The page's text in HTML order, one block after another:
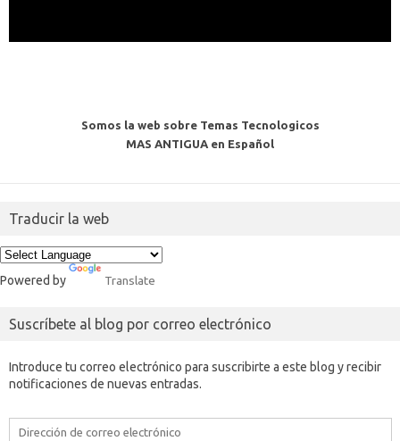
Somos la web sobre Temas Tecnologicos
MAS ANTIGUA en Español
Traducir la web
Powered by Translate
Suscríbete al blog por correo electrónico
Introduce tu correo electrónico para suscribirte a este blog y recibir
notificaciones de nuevas entradas.
Dirección